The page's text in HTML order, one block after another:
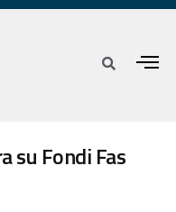
su Fondi Fas